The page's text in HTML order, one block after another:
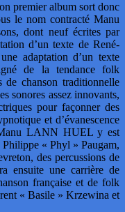
premier album sort donc
le nom contracté Manu
dont neuf écrites par
d’un texte de René-
adaptation d’un texte
de la tendance folk
chanson traditionnelle
sonores assez innovants,
pour façonner des
et d’évanescence
Manu LANN HUEL y est
« Phyl » Paugam,
des percussions de
ensuite une carrière de
française et de folk
« Basile » Krzewina et